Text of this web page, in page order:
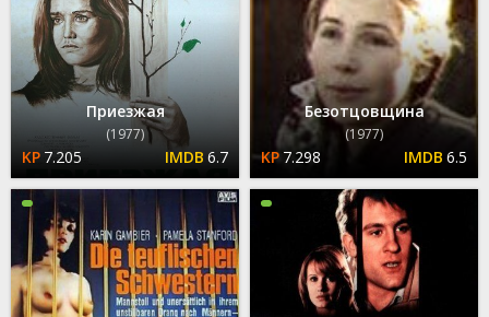
Приезжая
(1977)
7.205 6.7
Безотцовщина
(1977)
7.298 6.5